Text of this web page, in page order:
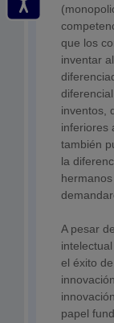
que los
inventar
inventos,
inferiores
también
la
A pesar
el éxito
papel